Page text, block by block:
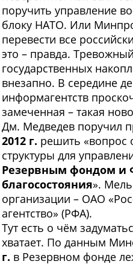
поручить управление
блоку НАТО. Или
перевести все
это – правда.
государственных
внезапно. В середине
информагентств
замеченная – такая
Дм. Медведев поручил
2012 г. решить «вопрос
структуры для
Резервным фондом и
благосостояния».
организации – ОАО
агентство» (РФА).
Тут есть о чём
хватает. По данным
г. в Резервном фонде